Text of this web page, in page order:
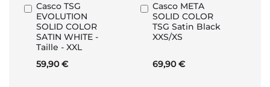
Casco TSG
EVOLUTION
SOLID COLOR
SATIN WHITE -
Taille - XXL
59,90 €
Aggiungi
al
Carrello
Casco META
SOLID COLOR
TSG Satin Black
XXS/XS
69,90 €
Aggiungi
al
Carrello